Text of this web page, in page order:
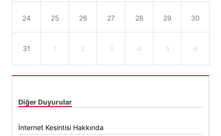
24 25 26 27 28 29 30
31 1 2 3 4 5 6
Diğer Duyurular
İnternet Kesintisi Hakkında